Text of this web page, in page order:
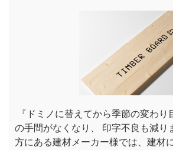
『ドミノに替えてから季節の変わり
の手間がなくなり、 印字不良も減り
方にある建材メーカー様では、建材